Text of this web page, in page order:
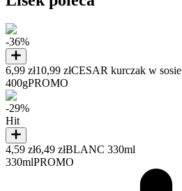
-36%
6,99 zł10,99 złCESAR kurczak w sosie
400gPROMO
-29%
Hit
4,59 zł6,49 złBLANC 330ml
330mlPROMO